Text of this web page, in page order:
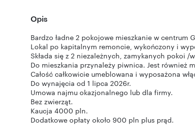
Opis
Bardzo ładne 2 pokojowe mieszkanie w centrum
Lokal po kapitalnym remoncie, wykończony i
Składa się z 2 niezależnych, zamykanych pokoi
Do mieszkania przynależy piwnica. Jest również
Całość całkowicie umeblowana i wyposażona
Do wynajęcia od 1 lipca 2026r.
Umowa najmu okazjonalnego lub dla firmy.
Bez zwierząt.
Kaucja 4000 pln.
Dodatkowe opłaty około 900 pln plus prąd.